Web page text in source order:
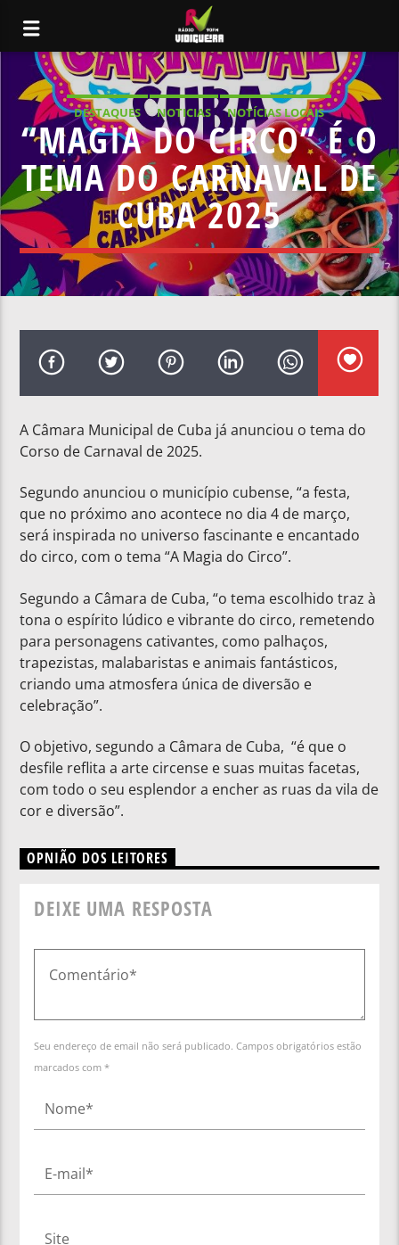
DESTAQUES NOTICIAS
NOTÍCIAS LOCAIS
NOTÍCIAS NACIONAIS
“MAGIA DO CIRCO” É O
TEMA DO CARNAVAL DE
CUBA 2025
A Câmara Municipal de Cuba já anunciou o tema do
Corso de Carnaval de 2025.
Segundo anunciou o município cubense, “a festa,
que no próximo ano acontece no dia 4 de março,
será inspirada no universo fascinante e encantado
do circo, com o tema “A Magia do Circo”.
Segundo a Câmara de Cuba, “o tema escolhido traz à
tona o espírito lúdico e vibrante do circo, remetendo
para personagens cativantes, como palhaços,
trapezistas, malabaristas e animais fantásticos,
criando uma atmosfera única de diversão e
celebração”.
O objetivo, segundo a Câmara de Cuba, “é que o
desfile reflita a arte circense e suas muitas facetas,
com todo o seu esplendor a encher as ruas da vila de
cor e diversão”.
OPNIÃO DOS LEITORES
DEIXE UMA RESPOSTA
Seu endereço de email não será publicado. Campos obrigatórios estão
marcados com *